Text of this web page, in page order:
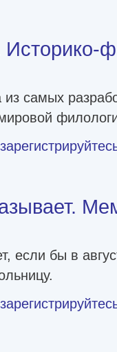
Историко-
самых
филологические
если бы в
Мемуары художника